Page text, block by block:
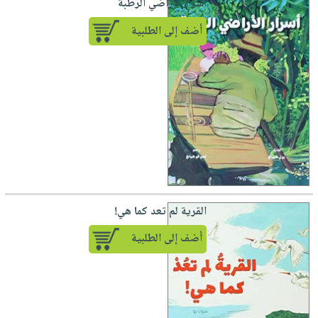
أسرار الأراضي الرطبة
أضف إلى الطلبية
القرية لم تعد كما هي!
أضف إلى الطلبية